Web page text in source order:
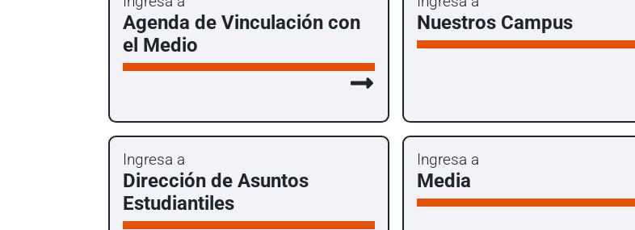
Agenda de Vinculación con
el Medio
Nuestros Campus
Ingresa a
Dirección de Asuntos
Estudiantiles
Ingresa a
Media